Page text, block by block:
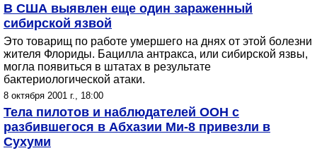
В США выявлен еще один зараженный
сибирской язвой
Это товарищ по работе умершего на днях от этой болезни
жителя Флориды. Бацилла антракса, или сибирской язвы,
могла появиться в штатах в результате
бактериологической атаки.
8 октября 2001 г., 18:00
Тела пилотов и наблюдателей ООН с
разбившегося в Абхазии Ми-8 привезли в
Сухуми